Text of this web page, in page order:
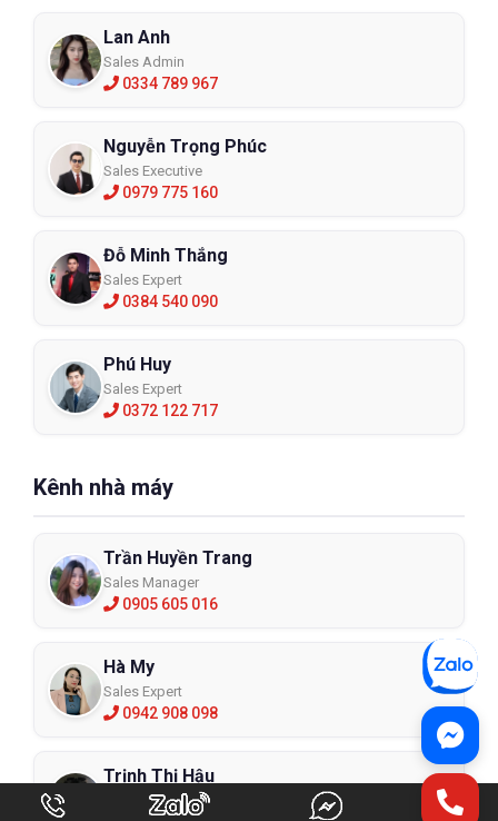
Lan Anh
Sales Admin
0334 789 967
Nguyễn Trọng Phúc
Sales Executive
0979 775 160
Đỗ Minh Thắng
Sales Expert
0384 540 090
Phú Huy
Sales Expert
0372 122 717
Kênh nhà máy
Trần Huyền Trang
Sales Manager
0905 605 016
Hà My
Sales Expert
0942 908 098
Trịnh Thị Hậu
Sales Executive